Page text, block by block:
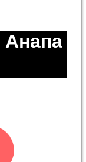
Анапа